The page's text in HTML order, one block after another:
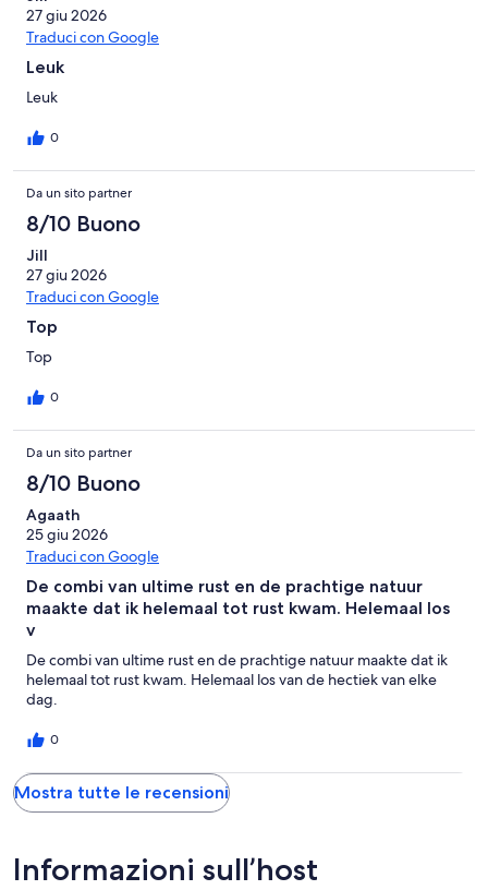
27 giu 2026
Traduci con Google
Leuk
Leuk
0
Da un sito partner
8/10 Buono
Jill
27 giu 2026
Traduci con Google
Top
Top
0
Da un sito partner
8/10 Buono
Agaath
25 giu 2026
Traduci con Google
De combi van ultime rust en de prachtige natuur
maakte dat ik helemaal tot rust kwam. Helemaal los
v
De combi van ultime rust en de prachtige natuur maakte dat ik
helemaal tot rust kwam. Helemaal los van de hectiek van elke
dag.
0
Mostra tutte le recensioni
Informazioni sull’host